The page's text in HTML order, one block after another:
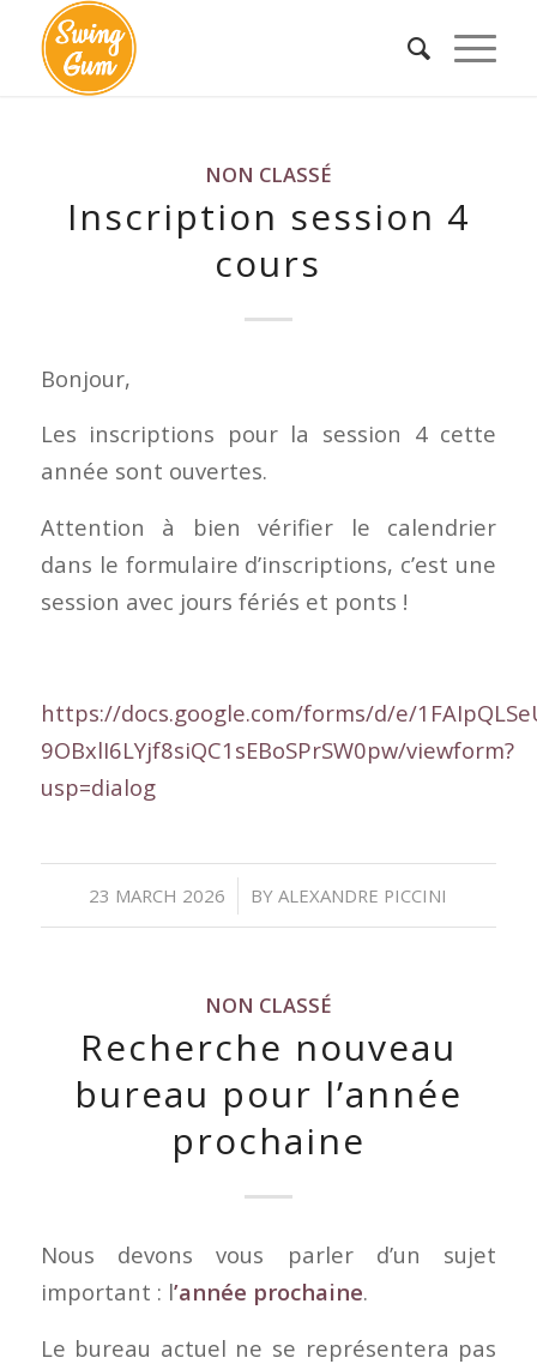
NON CLASSÉ
Inscription session 4
cours
Bonjour,
Les inscriptions pour la session 4 cette
année sont ouvertes.
Attention à bien vérifier le calendrier
dans le formulaire d’inscriptions, c’est une
session avec jours fériés et ponts !
https://docs.google.com/forms/d/e/
9OBxlI6LYjf8siQC1sEBoSPrSW0pw/viewform?
usp=dialog
23 MARCH 2026
/ BYALEXANDRE PICCINI
NON CLASSÉ
Recherche nouveau
bureau pour l’année
prochaine
Nous devons vous parler d’un sujet
important : l’année prochaine.
Le bureau actuel ne se représentera pas